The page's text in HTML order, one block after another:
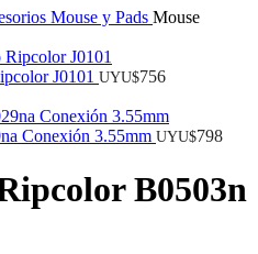
Mouse y Pads Mouse
J0101 UYU$756
Conexión 3.55mm UYU$798
B0503n